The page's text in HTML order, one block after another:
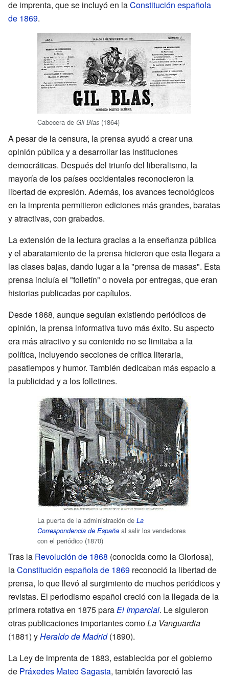
de imprenta, que se incluyó en laConstitución española
de 1869.
Cabecera de Gil Blas (1864)
A pesar de la censura, la prensa ayudó a crear una
opinión pública y a desarrollar las instituciones
democráticas. Después del triunfo del liberalismo, la
mayoría de los países occidentales reconocieron la
libertad de expresión. Además, los avances tecnológicos
en la imprenta permitieron ediciones más grandes, baratas
y atractivas, con grabados.
La extensión de la lectura gracias a la enseñanza pública
y el abaratamiento de la prensa hicieron que esta llegara a
las clases bajas, dando lugar a la "prensa de masas". Esta
prensa incluía el "folletín" o novela por entregas, que eran
historias publicadas por capítulos.
Desde 1868, aunque seguían existiendo periódicos de
opinión, la prensa informativa tuvo más éxito. Su aspecto
era más atractivo y su contenido no se limitaba a la
política, incluyendo secciones de crítica literaria,
pasatiempos y humor. También dedicaban más espacio a
la publicidad y a los folletines.
La puerta de la administración de La
Correspondencia de España al salir los vendedores
con el periódico (1870)
Tras la Revolución de 1868 (conocida como la Gloriosa),
laConstitución española de 1869 reconoció la libertad de
prensa, lo que llevó al surgimiento de muchos periódicos y
revistas. El periodismo español creció con la llegada de la
primera rotativa en 1875 paraEl Imparcial. Le siguieron
otras publicaciones importantes comoLa Vanguardia
(1881) yHeraldo de Madrid(1890).
La Ley de imprenta de 1883, establecida por el gobierno
de Práxedes Mateo Sagasta, también favoreció las